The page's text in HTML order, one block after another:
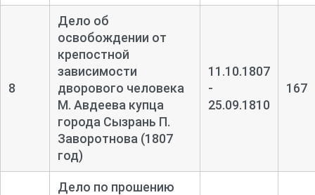
8
Дело об
освобождении от
крепостной
зависимости
дворового человека
М. Авдеева купца
города Сызрань П.
Заворотнова (1807
год)
11.10.1807
-
25.09.1810
167
Дело по прошению